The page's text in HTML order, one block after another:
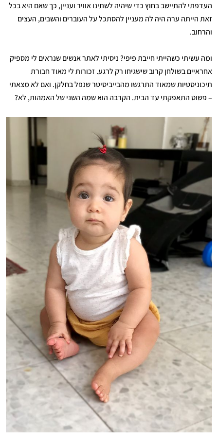
העדפתי להתיישב בחוץ כדי שיהיה לשתינו אוויר ועניין, כך שאם היא בכל
זאת הייתה ערה היה לה מעניין להסתכל על העוברים והשבים, העצים
והרחוב.
ומה עשיתי כשהייתי חייבת פיפי? ניסיתי לאתר אנשים שנראים לי מספיק
אחראיים בשולחן קרוב שישגיחו רק לרגע. זכורות לי מאוד חבורת
תיכוניסטיות שמאוד התרגשו מהבייביסיטר שנפל בחלקן. ואם לא מצאתי
– פשוט התאפקתי עד הבית. הקרבה הוא שמה השני של האמהות, לא?